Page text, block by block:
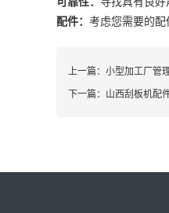
配件： 考虑您需要的配
上一篇： 小型加工厂管
下一篇： 山西刮板机配